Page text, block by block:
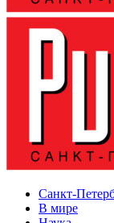
Санкт-
В мире